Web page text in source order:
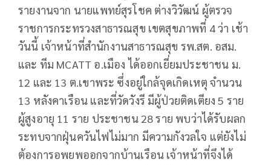
รายงานจาก นายแพทย์สุรโชค ต่างวิวัฒน์ ผู้ตรวจ
ราชการกระทรวงสาธารณสุข เขตสุขภาพที่ 4 ว่า เช้า
วันนี้ เจ้าหน้าที่สำนักงานสาธารณสุข รพ.สต. อสม.
และ ทีม MCATT อ.เมือง ได้ออกเยี่ยมประชาชน ม.
12 และ 13 ต.เขาพระ ซึ่งอยู่ใกล้จุดเกิดเหตุ จำนวน
13 หลังคาเรือน และที่วัดวังรี มีผู้ป่วยติดเตียง 5 ราย
ผู้สูงอายุ 11 ราย ประชาชน 28 ราย พบว่าได้รับผลก
ระทบจากฝุ่นควันไฟไม่มาก มีความกังวลใจ แต่ยังไม่
ต้องการอพยพออกจากบ้านเรือน เจ้าหน้าที่จึงได้